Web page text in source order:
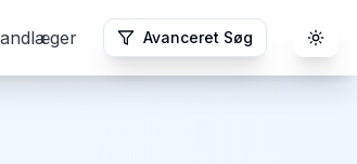
Avanceret Søg